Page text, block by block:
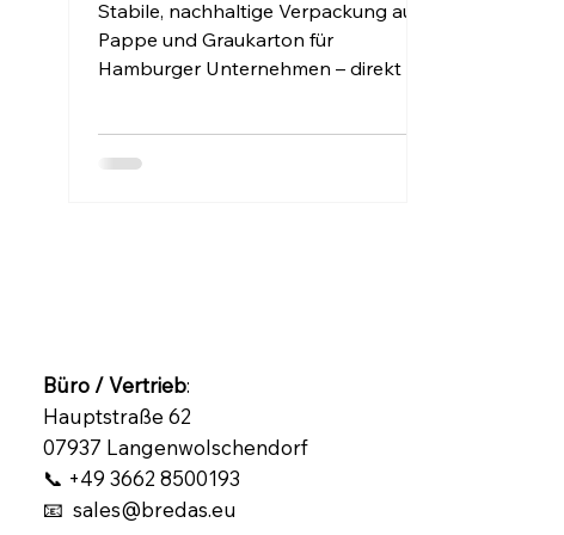
Stabile, nachhaltige Verpackung aus
Pappe und Graukarton für
Hamburger Unternehmen – direkt ab
Büro / Vertrieb:
Hauptstraße 62
07937 Langenwolschendorf
📞 +49 3662 8500193
📧 sales@bredas.eu